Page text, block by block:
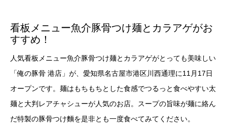
看板メニュー魚介豚骨つけ麺とカラアゲがお
すすめ！
人気看板メニュー魚介豚骨つけ麺とカラアゲがとっても美味しい
「俺の豚骨 港店」が、愛知県名古屋市港区川西通理に11月17日
オープンです。麺はもちもちとした食感でつるっと食べやすい太
麺と大判レアチャシューが人気のお店。スープの旨味が麺に絡ん
だ特製の豚骨つけ麵を是非とも一度食べてみてください。